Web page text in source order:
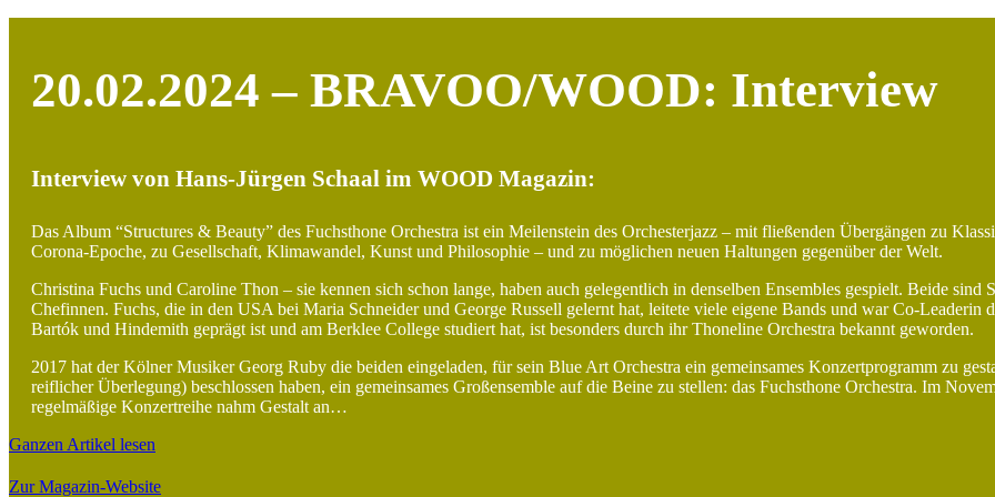
20.02.2024 – BRAVOO/WOOD: Interview
Interview von Hans-Jürgen Schaal im WOOD Magazin:
Das Album “Structures & Beauty” des Fuchsthone Orchestra ist ein Meilenstein des Orchesterjazz – mit fließenden Übergängen zu
Corona-Epoche, zu Gesellschaft, Klimawandel, Kunst und Philosophie – und zu mög­lichen neuen Haltungen gegenüber der Welt.
Christina Fuchs und Caroline Thon – sie kennen sich schon lange, haben auch gelegentlich in denselben Ensembles gespielt. Beide
Chefinnen. Fuchs, die in den USA bei Maria Schneider und George Russell gelernt hat, leitete viele eigene Bands und war Co-Leaderin
Bartók und Hindemith geprägt ist und am Berklee College studiert hat, ist besonders durch ihr Thoneline Orchestra bekannt geworden.
2017 hat der Kölner Musiker Georg Ruby die beiden eingeladen, für sein Blue Art Orchestra ein gemeinsames Konzertprogramm zu
reiflicher Überlegung) beschlossen haben, ein gemeinsames Großensemble auf die Beine zu stellen: das Fuchsthone Orchestra. Im
regelmäßige Konzertreihe nahm Gestalt an…
Ganzen Artikel lesen
Zur Magazin-Website